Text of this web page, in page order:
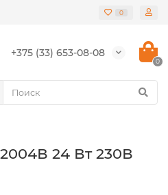
0
+375 (33) 653-08-08
0
24 Вт 230В